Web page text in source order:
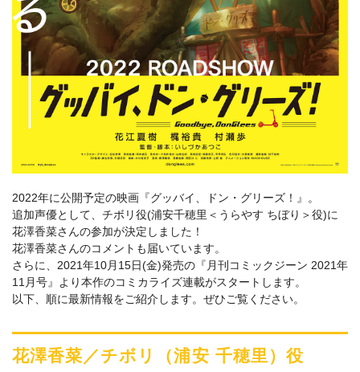
2022年に公開予定の映画『グッバイ、ドン・グリーズ！』。
追加声優として、チボリ役(浦安千穂里＜うらやす ちぼり＞役)に
花澤香菜さんの参加が決定しました！
花澤香菜さんのコメントも届いています。
さらに、2021年10月15日(金)発売の『月刊コミックジーン 2021年
11月号』より本作のコミカライズ連載がスタートします。
以下、順に最新情報をご紹介します。ぜひご覧ください。
花澤香菜／チボリ（浦安 千穂里）役